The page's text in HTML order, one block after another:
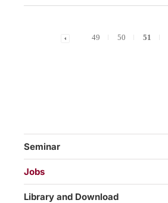
49 50 51
Seminar
Jobs
Library and Download